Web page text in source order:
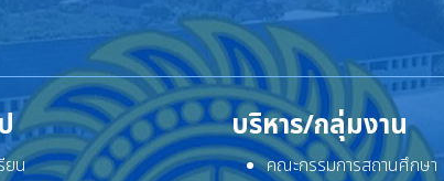
ยน
บริหาร/กลุ่มงาน
คณะกรรมการสถานศึกษา